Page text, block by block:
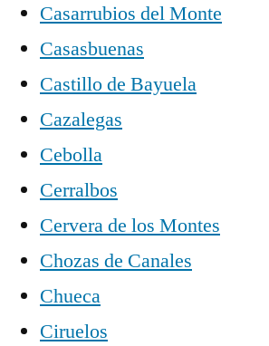
Casarrubios del Monte
Casasbuenas
Castillo de Bayuela
Cazalegas
Cebolla
Cerralbos
Cervera de los Montes
Chozas de Canales
Chueca
Ciruelos